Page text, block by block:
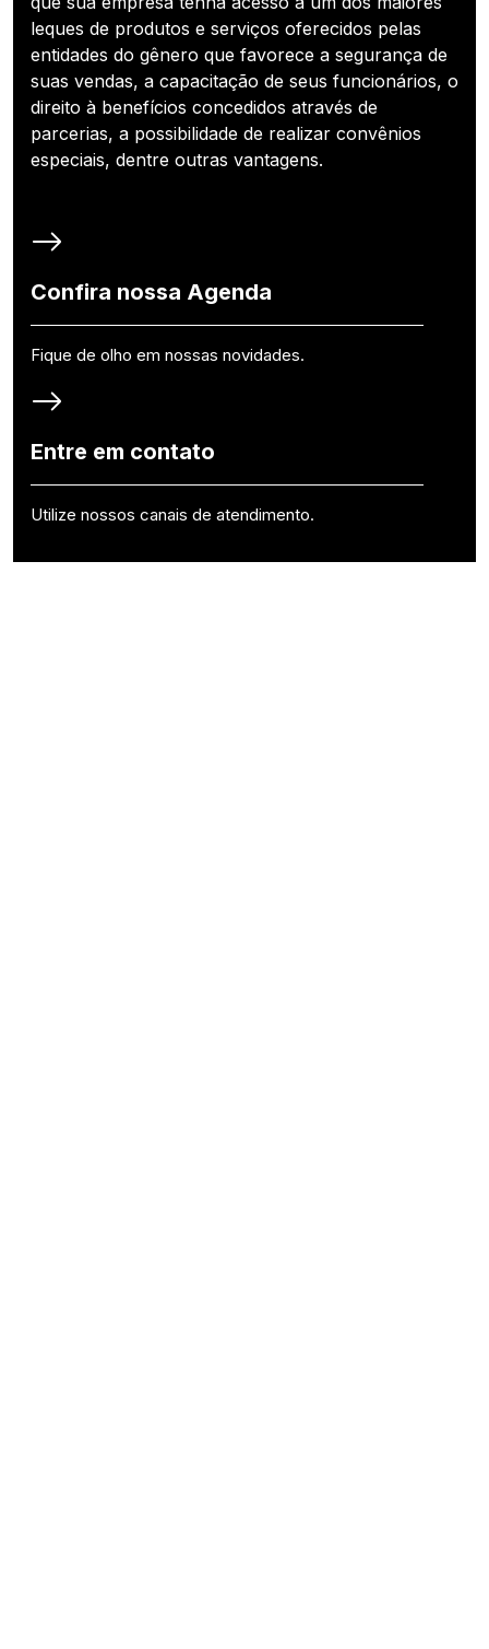
leques de produtos e serviços oferecidos pelas
entidades do gênero que favorece a segurança de
suas vendas, a capacitação de seus funcionários, o
direito à benefícios concedidos através de
parcerias, a possibilidade de realizar convênios
especiais, dentre outras vantagens.
Confira nossa Agenda
Fique de olho em nossas novidades.
Entre em contato
Utilize nossos canais de atendimento.